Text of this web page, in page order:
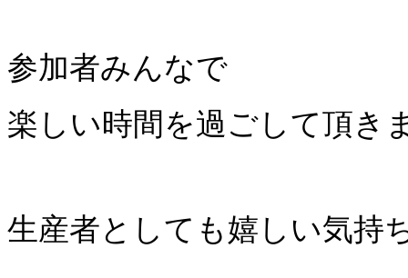
参加者みんなで
楽しい時間を過ごして頂き
生産者としても嬉しい気持